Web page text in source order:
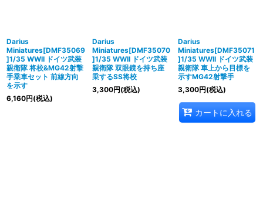
Darius
Miniatures[DMF35069
]1/35 WWII ドイツ武装
親衛隊 将校&MG42射撃
手乗車セット 前線方向
を示す
6,160円(税込)
Darius
Miniatures[DMF35070
]1/35 WWII ドイツ武装
親衛隊 双眼鏡を持ち座
乗するSS将校
3,300円(税込)
Darius
Miniatures[DMF35071
]1/35 WWII ドイツ武装
親衛隊 車上から目標を
示すMG42射撃手
3,300円(税込)
カートに入れる